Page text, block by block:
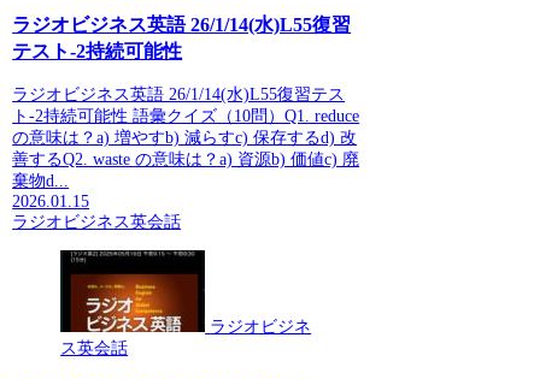
ラジオビジネス英語 26/1/14(水)L55復習
テスト-2持続可能性
ラジオビジネス英語 26/1/14(水)L55復習テス
ト-2持続可能性 語彙クイズ（10問）Q1. reduce
の意味は？a) 増やすb) 減らすc) 保存するd) 改
善するQ2. waste の意味は？a) 資源b) 価値c) 廃
棄物d...
2026.01.15
ラジオビジネス英会話
ラジオビジネ
ス英会話